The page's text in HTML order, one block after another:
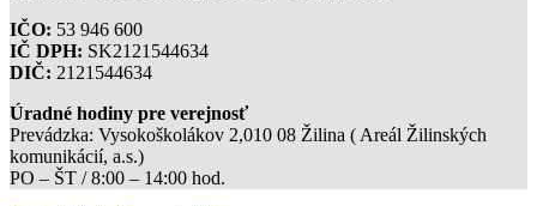
IČO: 53 946 600
IČ DPH: SK2121544634
DIČ: 2121544634
Úradné hodiny pre verejnosť
Prevádzka: Vysokoškolákov 2,010 08 Žilina ( Areál Žilinských
komunikácií, a.s.)
PO – ŠT / 8:00 – 14:00 hod.